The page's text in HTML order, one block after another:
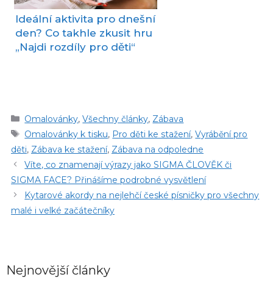
Ideální aktivita pro dnešní
den? Co takhle zkusit hru
„Najdi rozdíly pro děti“
Rubriky
Omalovánky,Všechny články, Zábava
Štítky
Omalovánky k tisku, Pro děti ke stažení,Vyrábění pro
děti, Zábava ke stažení, Zábava na odpoledne
Víte, co znamenají výrazy jako SIGMA ČLOVĚK či
SIGMA FACE? Přinášíme podrobné vysvětlení
Kytarové akordy na nejlehčí české písničky pro všechny
malé i velké začátečníky
Nejnovější články